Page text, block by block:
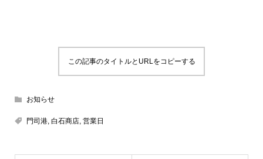
この記事のタイトルとURLをコピーする
お知らせ
門司港, 白石商店, 営業日